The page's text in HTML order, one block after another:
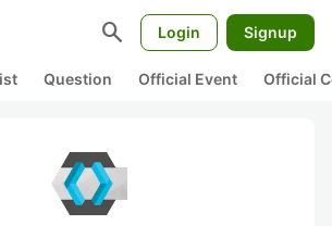
search Login Signup
Question Official Event Official